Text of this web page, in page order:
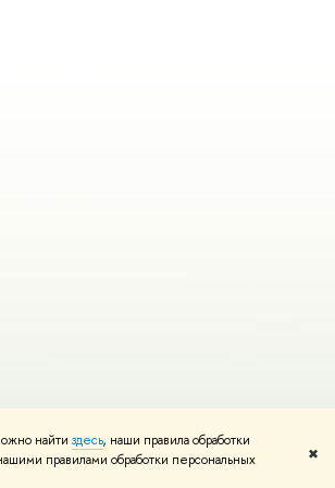
найти здесь, наши правила обработки
правилами обработки персональных
✖
Редактору